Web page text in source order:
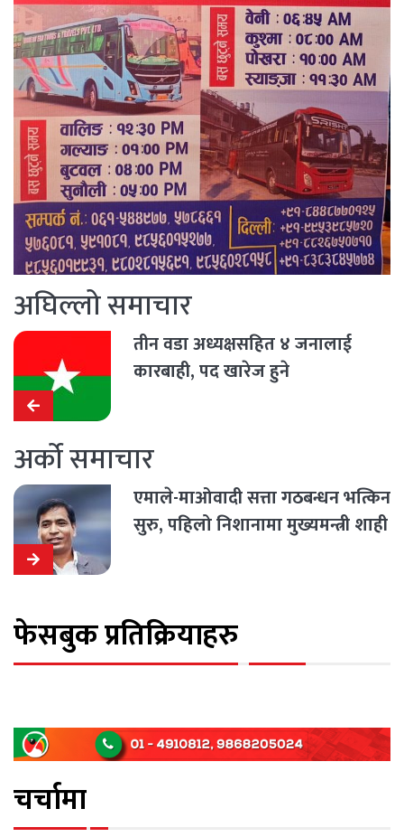
अघिल्लो समाचार
तीन वडा अध्यक्षसहित ४ जनालाई
कारबाही, पद खारेज हुने
अर्को समाचार
एमाले-माओवादी सत्ता गठबन्धन भत्किन
सुरु, पहिलो निशानामा मुख्यमन्त्री शाही
फेसबुक प्रतिक्रियाहरु
चर्चामा